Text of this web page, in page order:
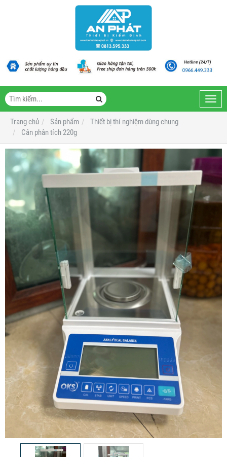
Trang chủ
Sản phẩm
Thiết bị thí nghiệm dùng chung
Cân phân tích 220g